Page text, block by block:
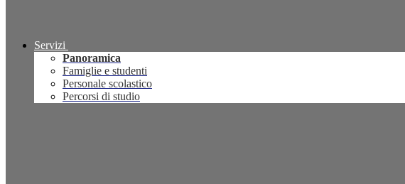
Servizi
Panoramica
Famiglie e studenti
Personale scolastico
Percorsi di studio